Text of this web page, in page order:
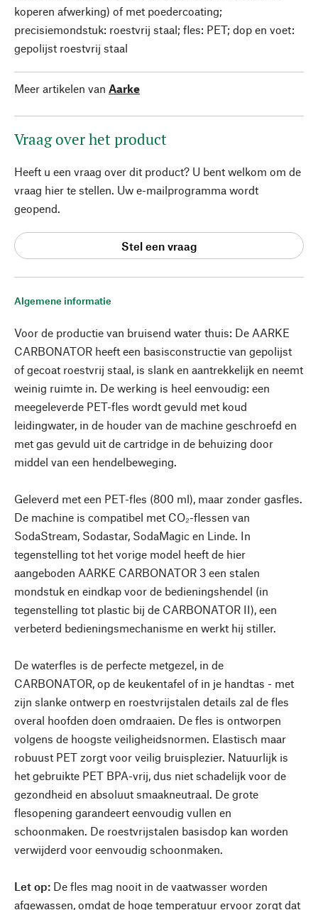
Algemene informatie
Voor de productie van bruisend water thuis: De AARKE
CARBONATOR heeft een basisconstructie van gepolijst
of gecoat roestvrij staal, is slank en aantrekkelijk en neemt
weinig ruimte in. De werking is heel eenvoudig: een
meegeleverde PET-fles wordt gevuld met koud
leidingwater, in de houder van de machine geschroefd en
met gas gevuld uit de cartridge in de behuizing door
middel van een hendelbeweging.
Geleverd met een PET-fles (800 ml), maar zonder gasfles.
De machine is compatibel met CO₂-flessen van
SodaStream, Sodastar, SodaMagic en Linde. In
tegenstelling tot het vorige model heeft de hier
aangeboden AARKE CARBONATOR 3 een stalen
mondstuk en eindkap voor de bedieningshendel (in
tegenstelling tot plastic bij de CARBONATOR II), een
verbeterd bedieningsmechanisme en werkt hij stiller.
De waterfles is de perfecte metgezel, in de
CARBONATOR, op de keukentafel of in je handtas - met
zijn slanke ontwerp en roestvrijstalen details zal de fles
overal hoofden doen omdraaien. De fles is ontworpen
volgens de hoogste veiligheidsnormen. Elastisch maar
robuust PET zorgt voor veilig bruisplezier. Natuurlijk is
het gebruikte PET BPA-vrij, dus niet schadelijk voor de
gezondheid en absoluut smaakneutraal. De grote
flesopening garandeert eenvoudig vullen en
schoonmaken. De roestvrijstalen basisdop kan worden
verwijderd voor eenvoudig schoonmaken.
Let op: De fles mag nooit in de vaatwasser worden
afgewassen, omdat de hoge temperatuur ervoor zorgt dat
koperen afwerking) of met poedercoating;
precisiemondstuk: roestvrij staal; fles: PET; dop en voet:
gepolijst roestvrij staal
Meer artikelen van Aarke
Vraag over het product
Heeft u een vraag over dit product? U bent welkom om de
vraag hier te stellen. Uw e-mailprogramma wordt
geopend.
Stel een vraag